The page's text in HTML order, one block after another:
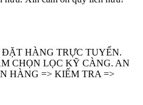
HÀNG TRỰC TUYẾN.
CHỌN LỌC KỸ CÀNG. AN
HÀNG => KIẾM TRA =>